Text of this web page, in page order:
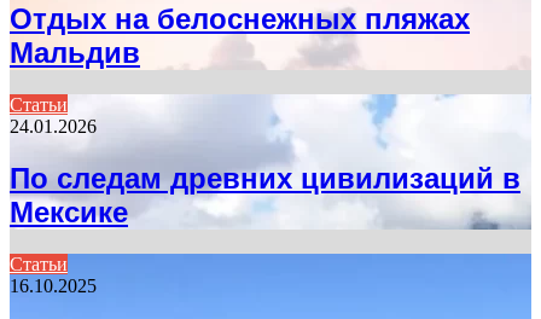
Отдых на белоснежных пляжах
Мальдив
Статьи
24.01.2026
По следам древних цивилизаций в
Мексике
Статьи
16.10.2025